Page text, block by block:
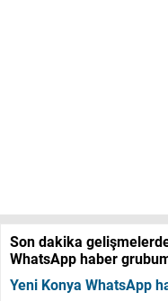
Son dakika
WhatsApp haber
Yeni Konya WhatsApp